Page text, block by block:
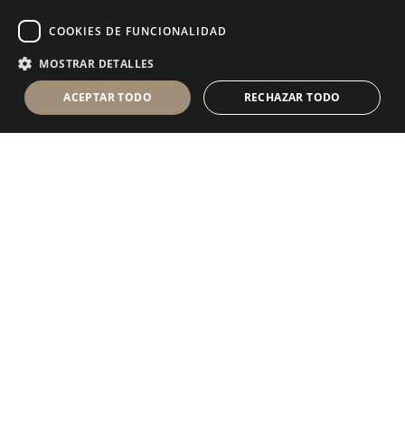
COOKIES DE FUNCIONALIDAD
MOSTRAR DETALLES
ACEPTAR TODO RECHAZAR TODO